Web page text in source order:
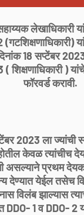
लेखाधिकारी
(गटशिक्षणाधिकारी)
18 सप्टेंबर
( शिक्षणाधिकारी )
फॉरवर्ड करावी.
2023 ला ज्यांची
होतील केवळ त्यांचीच
असल्याने प्रथम देयक
देण्यात येईल तसेच
विलंब झाल्यास
DDO- 1 व DDO- 2